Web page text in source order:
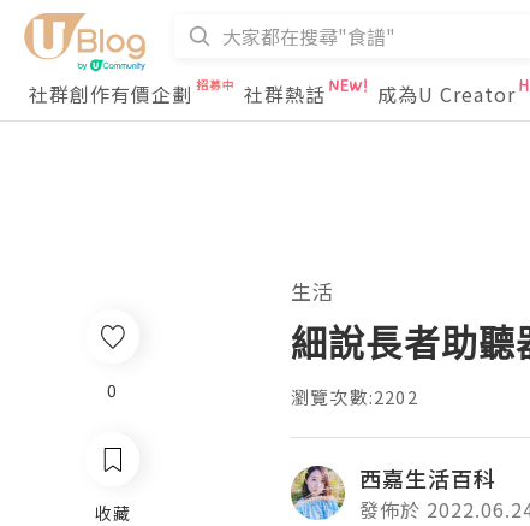
社群創作有價企劃
社群熱話 成為U Creator
0
收藏
生活
細說長者助
瀏覽次數:2202
西嘉生活百科
發佈於